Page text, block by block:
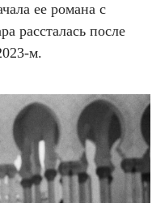
ее романа с
рассталась после
м.